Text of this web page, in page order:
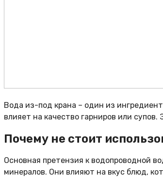
Вода из-под крана – один из
влияет на качество гарниров или
Почему не стоит
Основная претензия к водопроводной
минералов. Они влияют на вкус блюд,